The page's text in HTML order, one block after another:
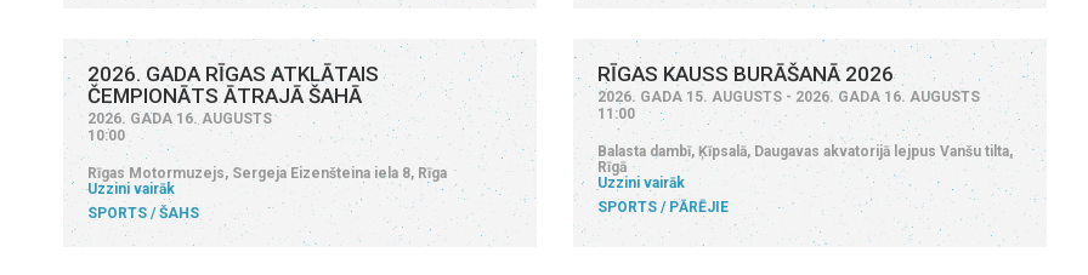
2026. GADA RĪGAS ATKLĀTAIS
ČEMPIONĀTS ĀTRAJĀ ŠAHĀ
2026. GADA 16. AUGUSTS
10:00
Rīgas Motormuzejs, Sergeja Eizenšteina iela 8, Rīga
Uzzini vairāk
SPORTS
ŠAHS
RĪGAS KAUSS BURĀŠANĀ 2026
2026. GADA 15. AUGUSTS - 2026. GADA 16. AUGUSTS
11:00
Balasta dambī, Ķīpsalā, Daugavas akvatorijā lejpus Vanšu tilta,
Rīgā
Uzzini vairāk
SPORTS
PĀRĒJIE